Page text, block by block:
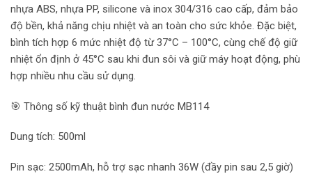
nhựa ABS, nhựa PP, silicone và inox 304/316 cao cấp, đảm bảo
độ bền, khả năng chịu nhiệt và an toàn cho sức khỏe. Đặc biệt,
bình tích hợp 6 mức nhiệt độ từ 37°C – 100°C, cùng chế độ giữ
nhiệt ổn định ở 45°C sau khi đun sôi và giữ máy hoạt động, phù
hợp nhiều nhu cầu sử dụng.
🎯 Thông số kỹ thuật bình đun nước MB114
Dung tích: 500ml
Pin sạc: 2500mAh, hỗ trợ sạc nhanh 36W (đầy pin sau 2,5 giờ)